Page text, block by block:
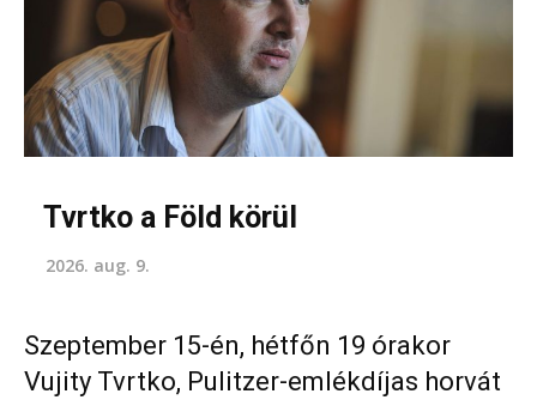
Tvrtko a Föld körül
2026. aug. 9.
Szeptember 15-én, hétfőn 19 órakor
Vujity Tvrtko, Pulitzer-emlékdíjas horvát